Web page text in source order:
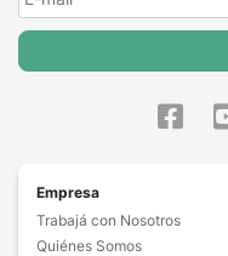
Empresa
Trabajá con Nosotros
Quiénes Somos